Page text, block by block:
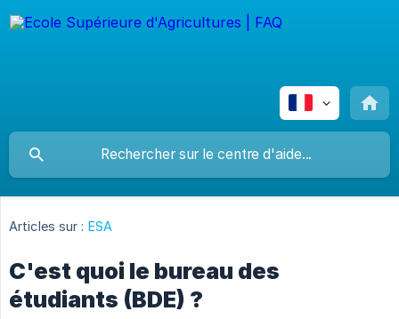
Articles sur : ESA
C'est quoi le bureau des
étudiants (BDE) ?